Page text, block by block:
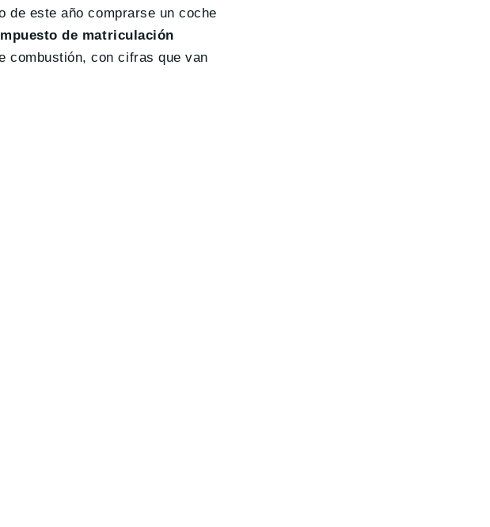
de este año comprarse un coche
de matriculación
combustión, con cifras que van